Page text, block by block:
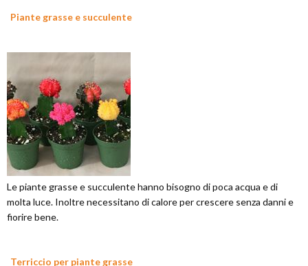
Piante grasse e succulente
Le piante grasse e succulente hanno bisogno di poca acqua e di
molta luce. Inoltre necessitano di calore per crescere senza danni e
fiorire bene.
Terriccio per piante grasse